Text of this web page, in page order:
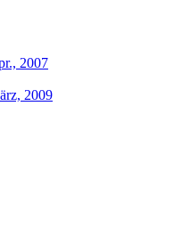
2007
2009